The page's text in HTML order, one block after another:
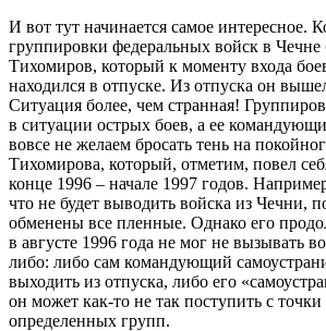
И вот тут начинается самое
группировки федеральных войск в Чечне
Тихомиров, который к моменту входа
находился в отпуске. Из отпуска он
Ситуация более, чем странная!
в ситуации острых боев, а ее
вовсе не желаем бросать тень на
Тихомирова, который, отметим, повел
конце 1996 – начале 1997 годов.
что не будет выводить войска из Чечни,
обменены все пленные. Однако его
в августе 1996 года не мог не вызывать
либо: либо сам командующий
выходить из отпуска, либо его
он может как-то не так поступить с точки
определенных групп.